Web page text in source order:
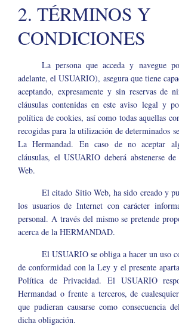
2. TÉRMINOS Y
CONDICIONES
La persona que acceda y navegue
adelante, el USUARIO), asegura que tiene
aceptando, expresamente y sin reservas de
cláusulas contenidas en este aviso legal y
política de cookies, así como todas aquellas
recogidas para la utilización de determinados
La Hermandad. En caso de no aceptar
cláusulas, el USUARIO deberá abstenerse
Web.
El citado Sitio Web, ha sido creado y
los usuarios de Internet con carácter
personal. A través del mismo se pretende
acerca de la HERMANDAD.
El USUARIO se obliga a hacer un uso
de conformidad con la Ley y el presente
Política de Privacidad. El USUARIO
Hermandad o frente a terceros, de
que pudieran causarse como consecuencia
dicha obligación.